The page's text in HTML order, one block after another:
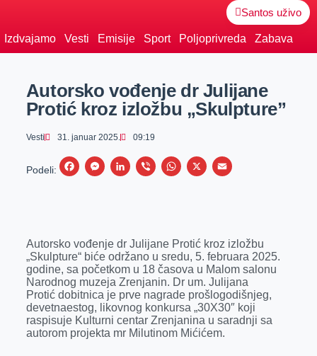
Santos uživo
Izdvajamo Vesti Emisije Sport Poljoprivreda Zabava
Autorsko vođenje dr Julijane
Protić kroz izložbu „Skulpture”
Vesti 31. januar 2025. 09:19
Podeli:
F
b
o
o
k
M
e
n
g
e
r
L
e
d
I
n
V
r
W
s
A
p
p
X
E
l
Autorsko vođenje dr Julijane Protić kroz izložbu
„Skulpture“ biće održano u sredu, 5. februara 2025.
godine, sa početkom u 18 časova u Malom salonu
Narodnog muzeja Zrenjanin. Dr um. Julijana
Protić dobitnica je prve nagrade prošlogodišnjeg,
devetnaestog, likovnog konkursa „30X30″ koji
raspisuje Kulturni centar Zrenjanina u saradnji sa
autorom projekta mr Milutinom Mićićem.